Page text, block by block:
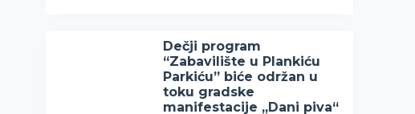
Dečji program
“Zabavilište u Plankiću
Parkiću” biće održan u
toku gradske
manifestacije „Dani piva“